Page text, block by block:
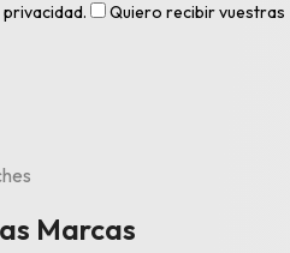
.
Quiero recibir vuestras
Marcas